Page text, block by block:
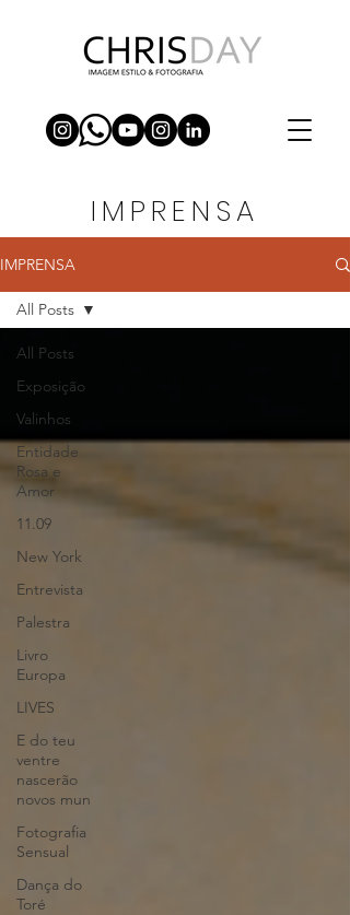
IMPRENSA
All Posts
Exposição
Valinhos
Entidade
Rosa e
Amor
11.09
New York
Entrevista
Palestra
Livro
Europa
LIVES
E do teu
ventre
nascerão
novos mun
Fotografia
Sensual
Dança do
Toré
All Posts
IMPRENSA